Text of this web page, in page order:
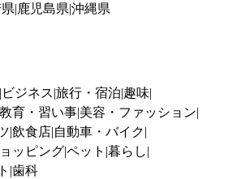
鹿児島県 沖縄県
ビジネス 旅行・宿泊 趣味
教育・習い事 美容・ファッション
飲食店 自動車・バイク
ッピングペット 暮らし
歯科